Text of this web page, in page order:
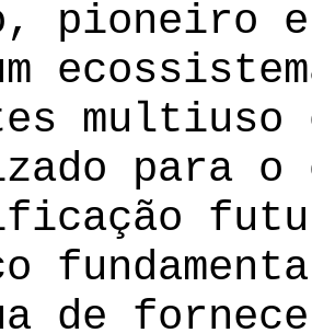
pioneiro
para o
de